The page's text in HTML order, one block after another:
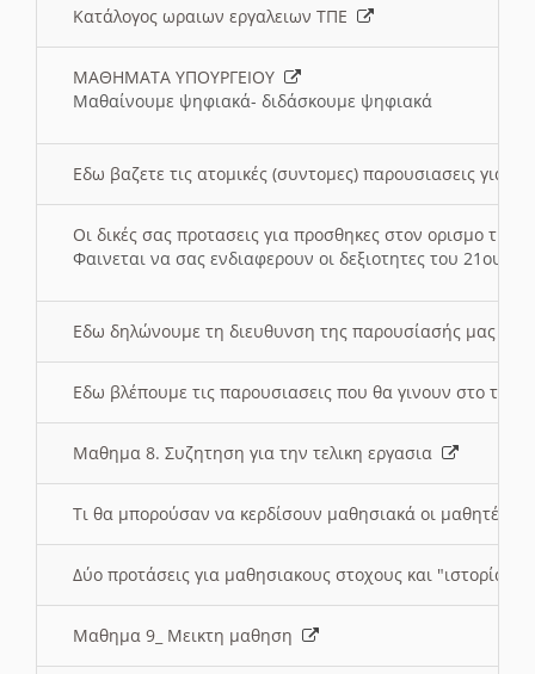
Κατάλογος ωραιων εργαλειων ΤΠΕ
ΜΑΘΗΜΑΤΑ ΥΠΟΥΡΓΕΙΟΥ
Μαθαίνουμε ψηφιακά- διδάσκουμε ψηφιακά
Εδω βαζετε τις ατομικές (συντομες) παρουσιασεις για
Οι δικές σας προτασεις για προσθηκες στον ορισμο
Φαινεται να σας ενδιαφερουν οι δεξιοτητες του 21ου
Εδω δηλώνουμε τη διευθυνση της παρουσίασής μας
Εδω βλέπουμε τις παρουσιασεις που θα γινουν στο
Μαθημα 8. Συζητηση για την τελικη εργασια
Τι θα μπορούσαν να κερδίσουν μαθησιακά οι μαθητές/
Δύο προτάσεις για μαθησιακους στοχους και "ιστορία"
Μαθημα 9_ Μεικτη μαθηση